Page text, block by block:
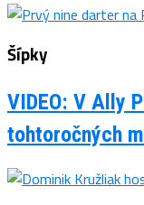
Šípky
VIDEO: V Ally
tohtoročných